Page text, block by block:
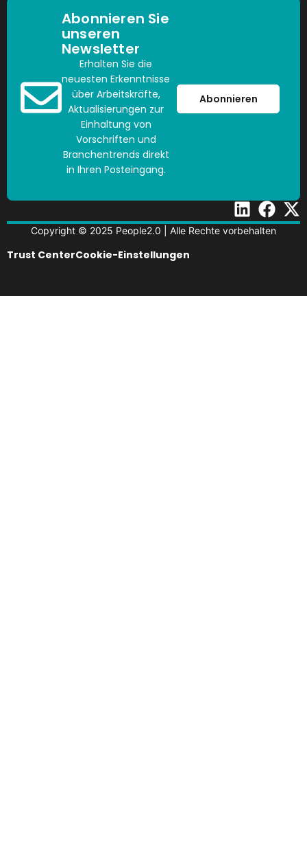
Abonnieren Sie
unseren
Newsletter
Erhalten Sie die
neuesten Erkenntnisse
über Arbeitskräfte,
Aktualisierungen zur
Einhaltung von
Vorschriften und
Branchentrends direkt
in Ihren Posteingang.
Abonnieren
Copyright © 2025 People2.0 | Alle Rechte vorbehalten
Trust CenterCookie-Einstellungen